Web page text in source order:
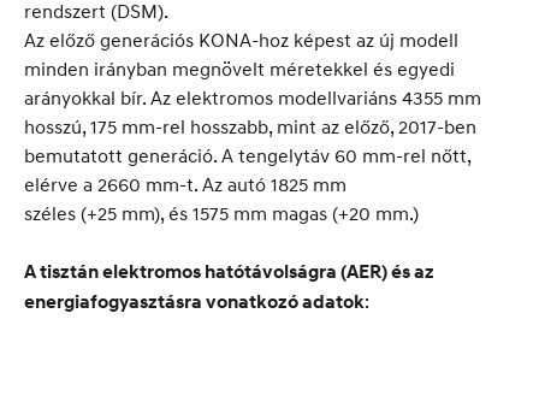
rendszert (DSM).
Az előző generációs KONA-hoz képest az új modell
minden irányban megnövelt méretekkel és egyedi
arányokkal bír. Az elektromos modellvariáns 4355 mm
hosszú, 175 mm-rel hosszabb, mint az előző, 2017-ben
bemutatott generáció. A tengelytáv 60 mm-rel nőtt,
elérve a 2660 mm-t. Az autó 1825 mm
széles (+25 mm), és 1575 mm magas (+20 mm.)
A tisztán elektromos hatótávolságra (AER) és az
energiafogyasztásra vonatkozó adatok: